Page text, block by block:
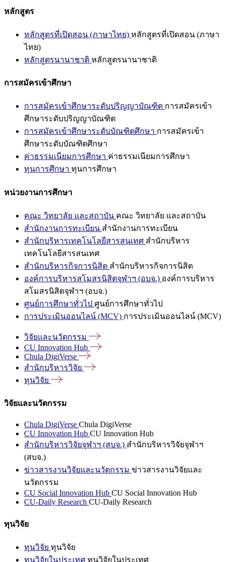
หลักสูตร
หลักสูตรที่เปิดสอน (ภาษาไทย) หลักสูตรที่เปิดสอน (ภาษา
ไทย)
หลักสูตรนานาชาติ หลักสูตรนานาชาติ
การสมัครเข้าศึกษา
การสมัครเข้าศึกษาระดับปริญญาบัณฑิต การสมัครเข้า
ศึกษาระดับปริญญาบัณฑิต
การสมัครเข้าศึกษาระดับบัณฑิตศึกษา การสมัครเข้า
ศึกษาระดับบัณฑิตศึกษา
ค่าธรรมเนียมการศึกษา ค่าธรรมเนียมการศึกษา
ทุนการศึกษา ทุนการศึกษา
หน่วยงานการศึกษา
คณะ วิทยาลัย และสถาบัน คณะ วิทยาลัย และสถาบัน
สำนักงานการทะเบียน สำนักงานการทะเบียน
สำนักบริหารเทคโนโลยีสารสนเทศ สำนักบริหาร
เทคโนโลยีสารสนเทศ
สำนักบริหารกิจการนิสิต สำนักบริหารกิจการนิสิต
องค์การบริหารสโมสรนิสิตจุฬาฯ (อบจ.) องค์การบริหาร
สโมสรนิสิตจุฬาฯ (อบจ.)
ศูนย์การศึกษาทั่วไป ศูนย์การศึกษาทั่วไป
การประเมินออนไลน์ (MCV) การประเมินออนไลน์ (MCV)
วิจัยและนวัตกรรม
CU Innovation Hub
Chula DigiVerse
สำนักบริหารวิจัย
ทุนวิจัย
วิจัยและนวัตกรรม
Chula DigiVerse Chula DigiVerse
CU Innovation Hub CU Innovation Hub
สำนักบริหารวิจัยจุฬาฯ (สบจ.) สำนักบริหารวิจัยจุฬาฯ
(สบจ.)
ข่าวสารงานวิจัยและนวัตกรรม ข่าวสารงานวิจัยและ
นวัตกรรม
CU Social Innovation Hub CU Social Innovation Hub
CU-Daily Research CU-Daily Research
ทุนวิจัย
ทุนวิจัย ทุนวิจัย
ทุนวิจัยในประเทศ ทุนวิจัยในประเทศ